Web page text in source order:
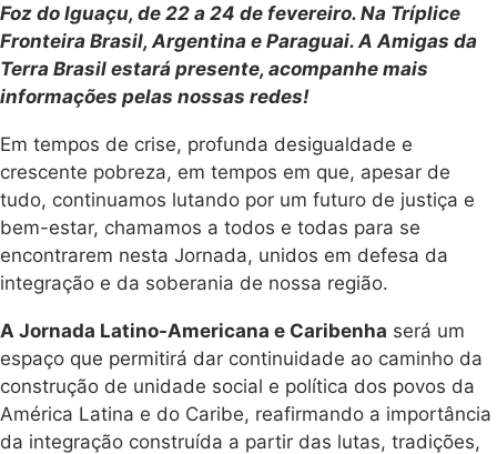
Foz do Iguaçu, de 22 a 24 de fevereiro. Na Tríplice
Fronteira Brasil, Argentina e Paraguai. A Amigas da
Terra Brasil estará presente, acompanhe mais
informações pelas nossas redes!
Em tempos de crise, profunda desigualdade e
crescente pobreza, em tempos em que, apesar de
tudo, continuamos lutando por um futuro de justiça e
bem-estar, chamamos a todos e todas para se
encontrarem nesta Jornada, unidos em defesa da
integração e da soberania de nossa região.
A Jornada Latino-Americana e Caribenha será um
espaço que permitirá dar continuidade ao caminho da
construção de unidade social e política dos povos da
América Latina e do Caribe, reafirmando a importância
da integração construída a partir das lutas, tradições,